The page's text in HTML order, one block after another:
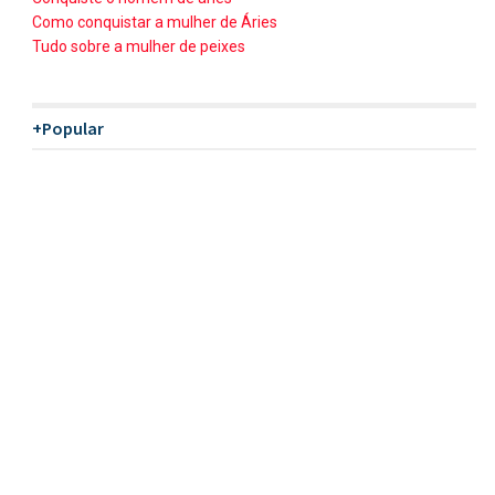
Como conquistar a mulher de Áries
Tudo sobre a mulher de peixes
+Popular